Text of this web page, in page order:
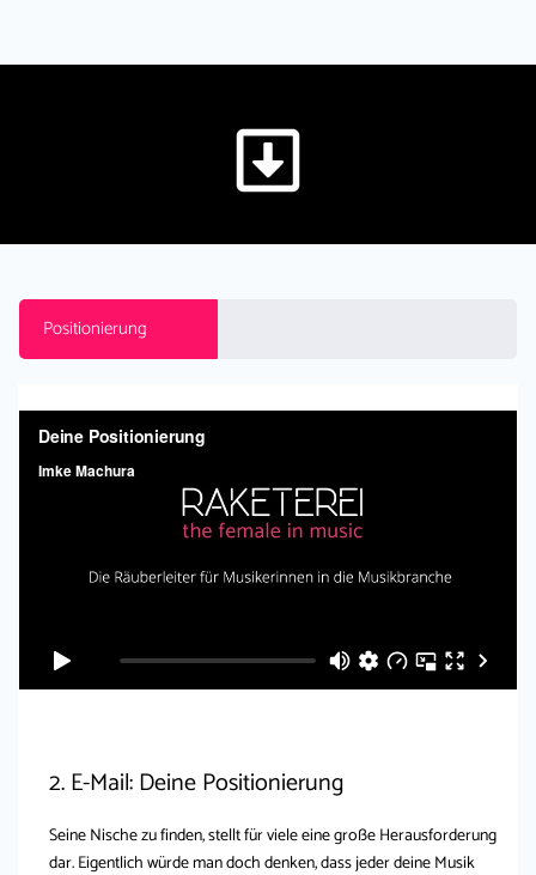
Positionierung
2. E-Mail: Deine Positionierung
Seine Nische zu finden, stellt für viele eine große Herausforderung
dar. Eigentlich würde man doch denken, dass jeder deine Musik